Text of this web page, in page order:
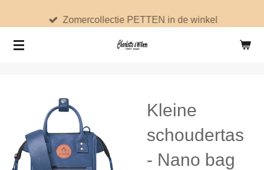
direct
naar
Zomercollectie PETTEN in de winkel
Kleine
schoudertas
- Nano bag